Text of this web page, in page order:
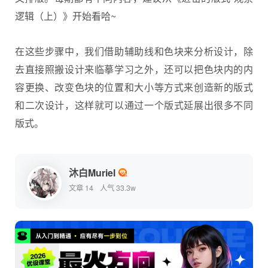
逻辑（上）》开始看哈~
在这些步骤中，我们借助辅助线和色块来分析设计，除
去直接照搬设计来临摹学习之外，还可以把色块内的内
容更换、改变色块的位置和大小等方式来创造新的版式
和二次设计，这样就可以通过一个版式延展出很多不同
版式。
沐白Muriel
文章 14 人气 33.3w